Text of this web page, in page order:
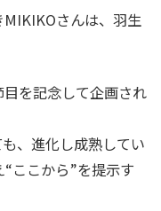
さんは、羽生
を記念して企画され
、進化し成熟してい
ここから”を提示す